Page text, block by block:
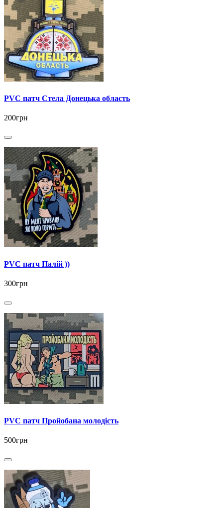
PVC патч Стела Донецька область
200грн
PVC патч Палій ))
300грн
PVC патч Пройобана молодість
500грн